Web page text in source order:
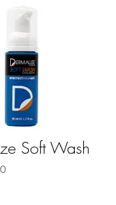
Soft Wash
Price